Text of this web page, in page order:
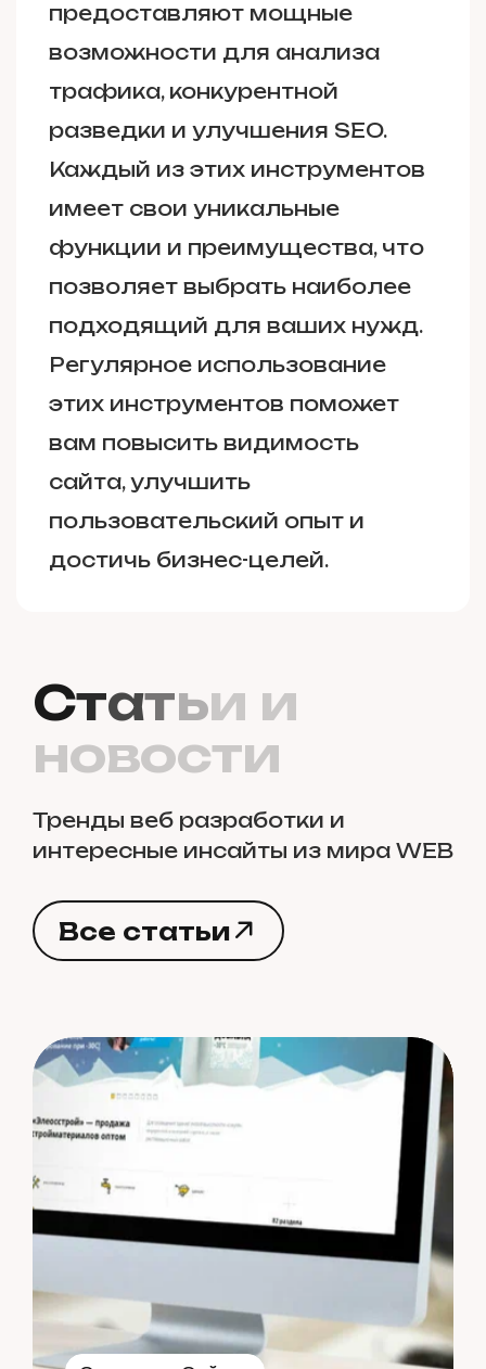
предоставляют мощные
возможности для анализа
трафика, конкурентной
разведки и улучшения SEO.
Каждый из этих инструментов
имеет свои уникальные
функции и преимущества, что
позволяет выбрать наиболее
подходящий для ваших нужд.
Регулярное использование
этих инструментов поможет
вам повысить видимость
сайта, улучшить
пользовательский опыт и
достичь бизнес-целей.
Статьи и
новости
Тренды веб разработки и
интересные инсайты из мира WEB
Все статьи
Все статьи